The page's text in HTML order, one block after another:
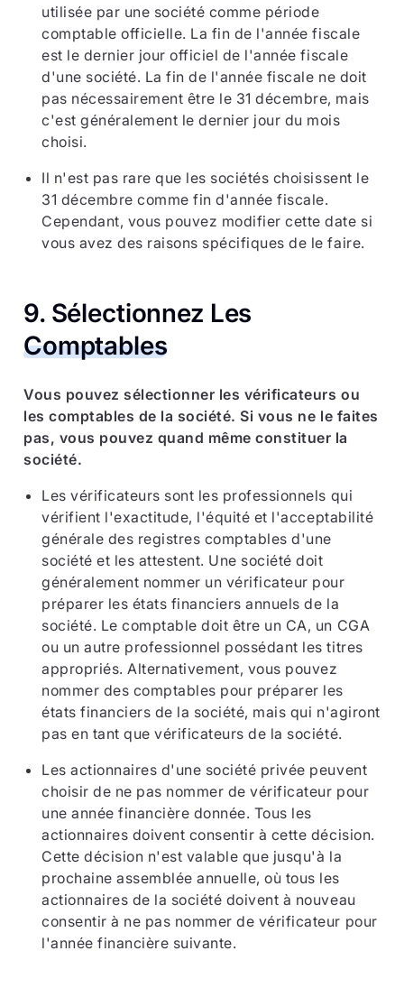
utilisée par une société comme période
comptable officielle. La fin de l'année fiscale
est le dernier jour officiel de l'année fiscale
d'une société. La fin de l'année fiscale ne doit
pas nécessairement être le 31 décembre, mais
c'est généralement le dernier jour du mois
choisi.
Il n'est pas rare que les sociétés choisissent le
31 décembre comme fin d'année fiscale.
Cependant, vous pouvez modifier cette date si
vous avez des raisons spécifiques de le faire.
9. Sélectionnez Les
Comptables
Vous pouvez sélectionner les vérificateurs ou
les comptables de la société. Si vous ne le faites
pas, vous pouvez quand même constituer la
société.
Les vérificateurs sont les professionnels qui
vérifient l'exactitude, l'équité et l'acceptabilité
générale des registres comptables d'une
société et les attestent. Une société doit
généralement nommer un vérificateur pour
préparer les états financiers annuels de la
société. Le comptable doit être un CA, un CGA
ou un autre professionnel possédant les titres
appropriés. Alternativement, vous pouvez
nommer des comptables pour préparer les
états financiers de la société, mais qui n'agiront
pas en tant que vérificateurs de la société.
Les actionnaires d'une société privée peuvent
choisir de ne pas nommer de vérificateur pour
une année financière donnée. Tous les
actionnaires doivent consentir à cette décision.
Cette décision n'est valable que jusqu'à la
prochaine assemblée annuelle, où tous les
actionnaires de la société doivent à nouveau
consentir à ne pas nommer de vérificateur pour
l'année financière suivante.